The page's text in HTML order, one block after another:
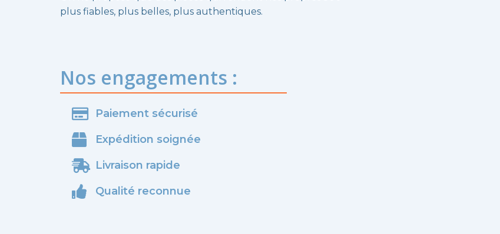
plus fiables, plus belles, plus authentiques.
Nos engagements :
Paiement sécurisé
Expédition soignée
Livraison rapide
Qualité reconnue